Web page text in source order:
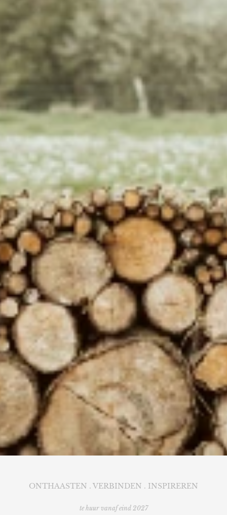
ONTHAASTEN . VERBINDEN . INSPIREREN
te huur vanaf eind 2027